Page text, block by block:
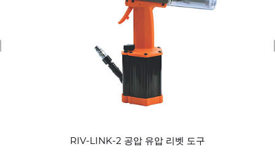
RIV-LINK-2 공압 유압 리벳 도구